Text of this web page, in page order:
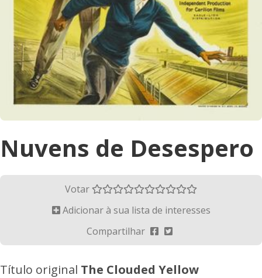
Nuvens de Desespero
Votar
Adicionar à sua lista de interesses
Compartilhar
Título original The Clouded Yellow